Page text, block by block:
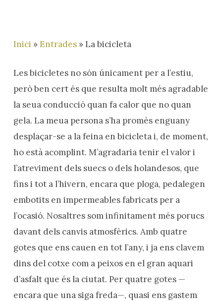
Inici »Entrades»La bicicleta
Les bicicletes no són únicament per a l’estiu,
però ben cert és que resulta molt més agradable
la seua conducció quan fa calor que no quan
gela. La meua persona s’ha promès enguany
desplaçar-se a la feina en bicicleta i, de moment,
ho està acomplint. M’agradaria tenir el valor i
l’atreviment dels suecs o dels holandesos, que
fins i tot a l’hivern, encara que ploga, pedalegen
embotits en impermeables fabricats per a
l’ocasió. Nosaltres som infinitament més porucs
davant dels canvis atmosfèrics. Amb quatre
gotes que ens cauen en tot l’any, i ja ens clavem
dins del cotxe com a peixos en el gran aquari
d’asfalt que és la ciutat. Per quatre gotes —
encara que una siga freda—, quasi ens gastem